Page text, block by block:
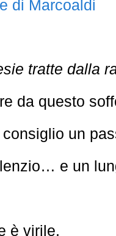
di Marcoaldi
tratte dalla
da questo
un
e un
è virile,